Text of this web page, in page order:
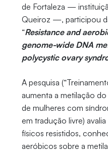
de Fortaleza —
Queiroz —, participou
“Resistance and
genome-wide DNA
polycystic ovary
A pesquisa
aumenta a metilação
de mulheres com
em tradução livre)
físicos resistidos,
aeróbicos sobre a